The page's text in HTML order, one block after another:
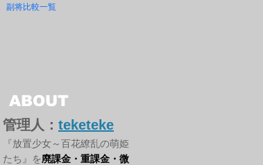
副将比較一覧
ABOUT
管理人： teketeke
『放置少女～百花繚乱の萌姫
たち』を廃課金・重課金・微